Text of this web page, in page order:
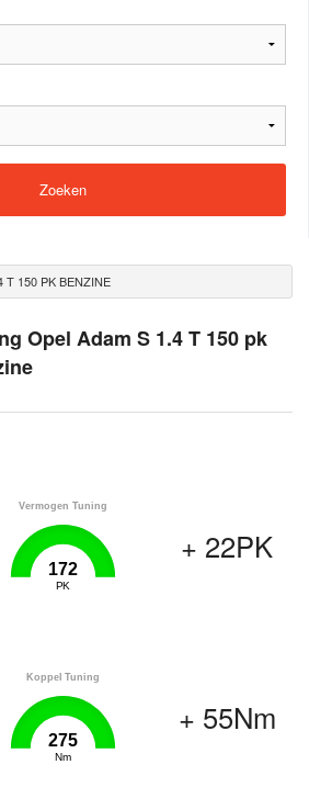
T 150 PK BENZINE
Opel Adam S 1.4 T 150 pk
Vermogen Tuning
172
PK
+ 22PK
Koppel Tuning
275
Nm
+ 55Nm